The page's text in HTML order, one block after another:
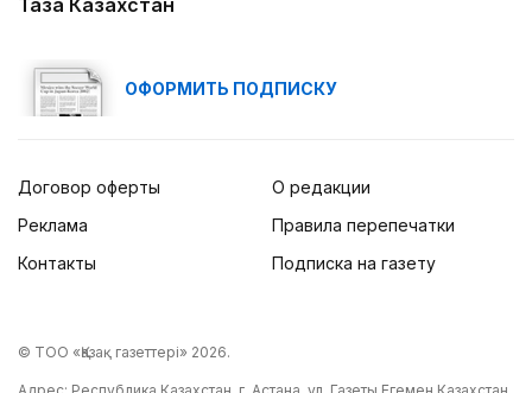
Таза Казахстан
ОФОРМИТЬ ПОДПИСКУ
Договор оферты
Реклама
Контакты
О редакции
Правила перепечатки
Подписка на газету
© ТОО «Қазақ газеттері» 2026.